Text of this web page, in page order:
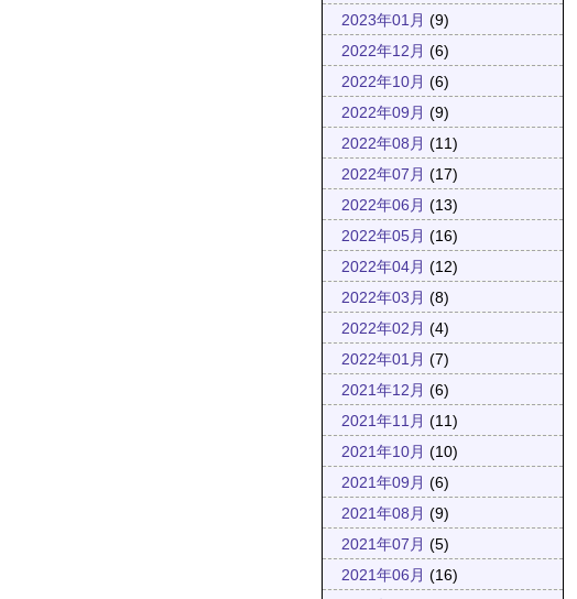
2023年01月 (9)
2022年12月 (6)
2022年10月 (6)
2022年09月 (9)
2022年08月 (11)
2022年07月 (17)
2022年06月 (13)
2022年05月 (16)
2022年04月 (12)
2022年03月 (8)
2022年02月 (4)
2022年01月 (7)
2021年12月 (6)
2021年11月 (11)
2021年10月 (10)
2021年09月 (6)
2021年08月 (9)
2021年07月 (5)
2021年06月 (16)